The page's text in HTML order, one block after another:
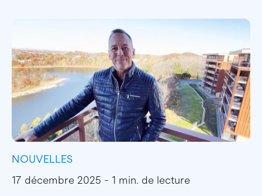
NOUVELLES
17 décembre 2025 - 1 min. de lecture